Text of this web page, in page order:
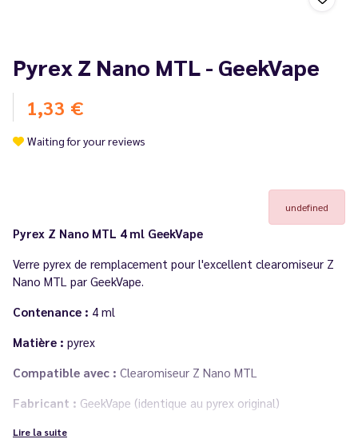
Pyrex Z Nano MTL - GeekVape
1,33 €
Waiting for your reviews
undefined
Pyrex Z Nano MTL 4 ml GeekVape
Verre pyrex de remplacement pour l'excellent clearomiseur Z
Nano MTL par GeekVape.
Contenance : 4 ml
Matière : pyrex
Compatible avec : Clearomiseur Z Nano MTL
Fabricant : GeekVape (identique au pyrex original)
Pyrex vendu seul à l'unité
Lire la suite